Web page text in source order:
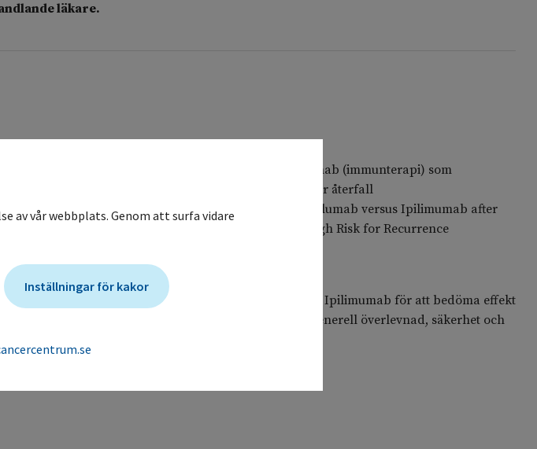
läkare.
238
fas III studie med Nivolumab jämfört med Ipilimumab (immunterapi) som
av avancerad melanomsjukdom med hög risk för återfall
blind study of Adjuvant Immunotherapy with Nivolumab versus Ipilimumab after
IIIb/c or Stage IV Melanoma in Subjects who are at High Risk for Recurrence
studie där man gör jämförelse mellan Nivolumab vs Ipilimumab för att bedöma effekt
total avlägsnande av tumörvävnad. Jämförelse av generell överlevnad, säkerhet och
och PDL1 vid återfallsfri överlevnad.
av vår webbplats. Genom att surfa vidare
Inställningar för kakor